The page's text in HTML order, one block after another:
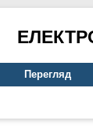
Перегляд